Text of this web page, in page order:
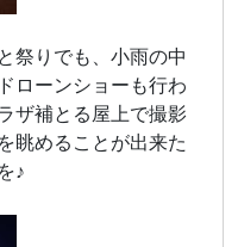
祭りでも、小雨の中
ローンショーも行わ
ザ補とる屋上で撮影
眺めることが出来た
♪